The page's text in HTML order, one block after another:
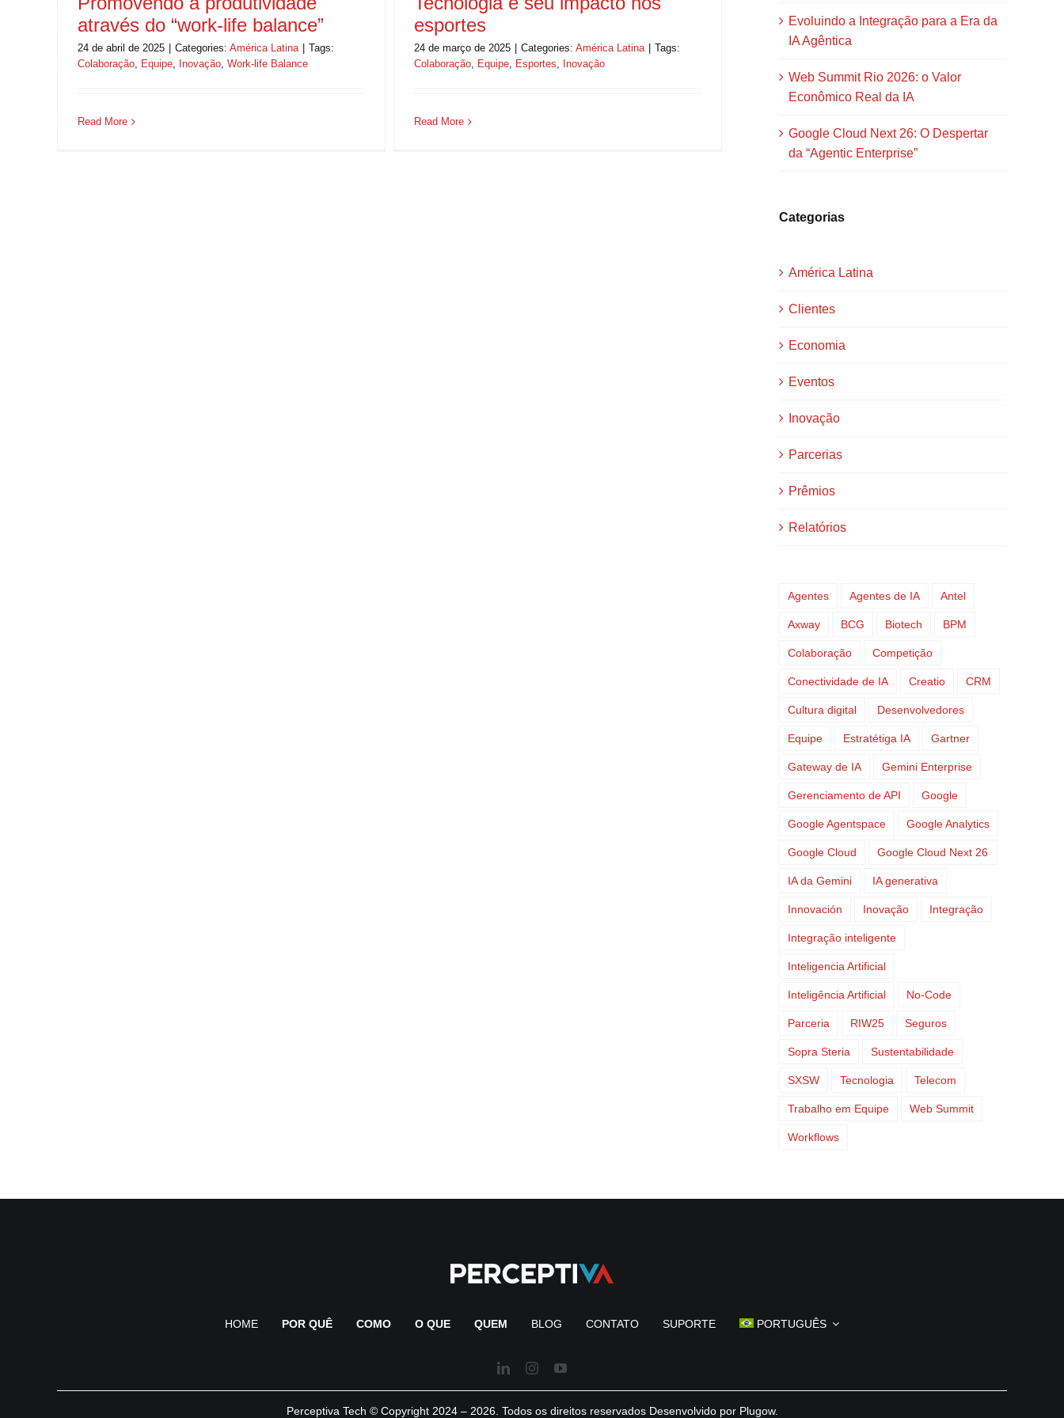
através do “work-life balance”
24 de abril de 2025 Categories: América Latina
Tags:
Colaboração, Equipe, Inovação, Work-life Balance
Read More
esportes
24 de março de 2025 Categories: América Latina
Tags:
Colaboração, Equipe, Esportes, Inovação
Read More
Evoluindo a Integração para a Era da
IA Agêntica
Web Summit Rio 2026: o Valor
Econômico Real da IA
Google Cloud Next 26: O Despertar
da “Agentic Enterprise”
Categorias
América Latina
Clientes
Economia
Eventos
Inovação
Parcerias
Prêmios
Relatórios
Agentes Agentes de IA Antel
Axway BCG Biotech BPM
Colaboração Competição
Conectividade de IA Creatio CRM
Cultura digital Desenvolvedores
Equipe Estratétiga IA Gartner
Gateway de IA Gemini Enterprise
Gerenciamento de API Google
Google Agentspace Google Analytics
Google Cloud Google Cloud Next 26
IA da Gemini IA generativa
Innovación Inovação Integração
Integração inteligente
Inteligencia Artificial
Inteligência Artificial No-Code
Parceria RIW25 Seguros
Sopra Steria Sustentabilidade
SXSW Tecnologia Telecom
Trabalho em Equipe Web Summit
Workflows
HOME POR QUÊ COMO O QUE QUEM BLOG CONTATO SUPORTE PORTUGUÊS
Perceptiva Tech © Copyright 2024 – 2026. Todos os direitos reservados Desenvolvido por Plugow.